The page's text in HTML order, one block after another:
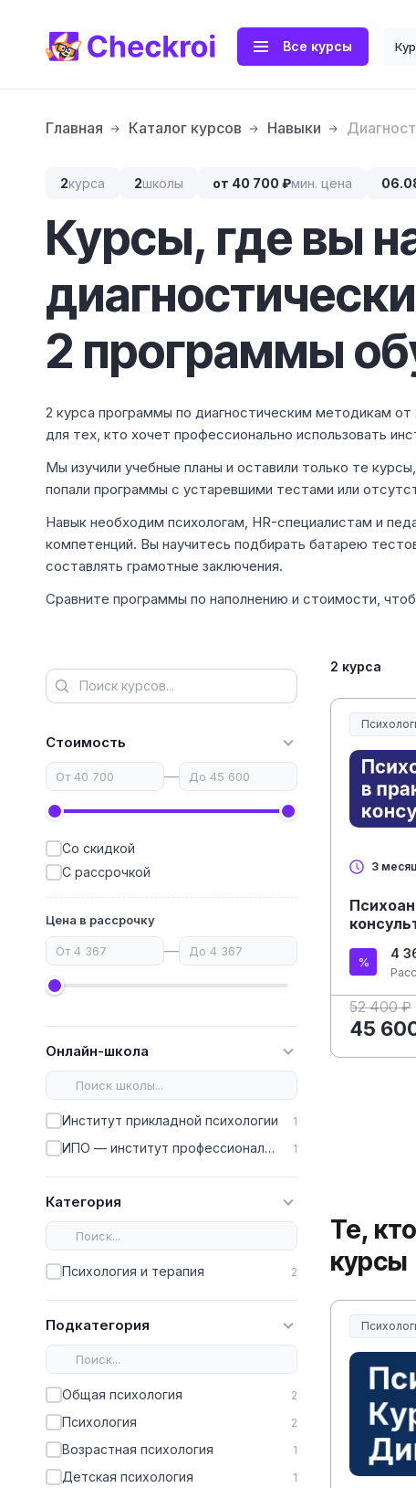
Все курсы
Главная Каталог курсов Навыки
2курса 2школы от 40 700 ₽мин. цена
Курсы, где вы
2 программы
2 курса программы по диагностическим методикам
для тех, кто хочет профессионально использовать
Мы изучили учебные планы и оставили только те
попали программы с устаревшими тестами или
Навык необходим психологам, HR-специалистам и
компетенций. Вы научитесь подбирать батарею
составлять грамотные заключения.
Сравните программы по наполнению и стоимости,
Стоимость
—
Со скидкой
С рассрочкой
Цена в рассрочку
—
Онлайн-школа
Институт прикладной психологии 1
ИПО — институт профессионального образования 1
Категория
Психология и терапия 2
Подкатегория
Общая психология 2
Психология 2
Возрастная психология 1
Детская психология 1
2 курса
3
4
52 400 ₽
45
Те,
курсы